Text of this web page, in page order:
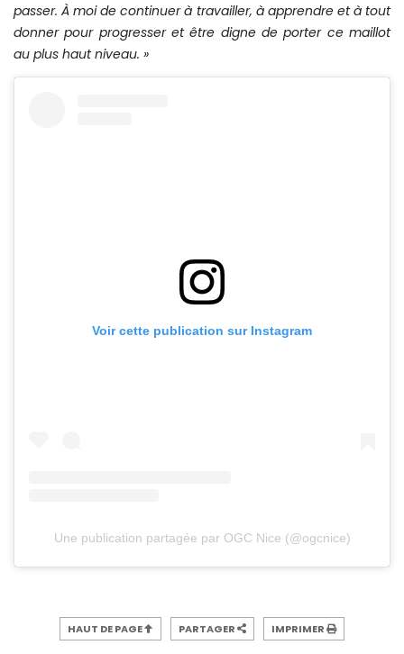
passer. À moi de continuer à travailler, à apprendre et à tout
donner pour progresser et être digne de porter ce maillot
au plus haut niveau. »
Voir cette publication sur Instagram
Une publication partagée par OGC Nice (@ogcnice)
HAUT DE PAGE PARTAGER IMPRIMER